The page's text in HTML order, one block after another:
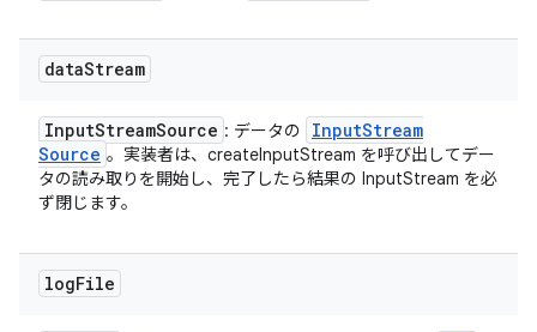
dataStream
InputStreamSource : データの InputStream
Source 。実装者は、createInputStream を呼び出してデー
タの読み取りを開始し、完了したら結果の InputStream を必
ず閉じます。
logFile